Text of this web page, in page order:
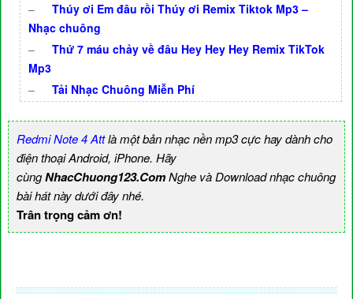
–
Thúy ơi Em đâu rồi Thúy ơi Remix Tiktok Mp3 –
Nhạc chuông
–
Thứ 7 máu chảy về đâu Hey Hey Hey Remix TikTok
Mp3
–
Tải Nhạc Chuông Miễn Phí
Redmi Note 4 Attlà một bản nhạc nền mp3 cực hay dành cho
điện thoại Android, iPhone. Hãy
cùngNhacChuong123.ComNghe và Download nhạc chuông
bài hát này dưới đây nhé.
Trân trọng cảm ơn!